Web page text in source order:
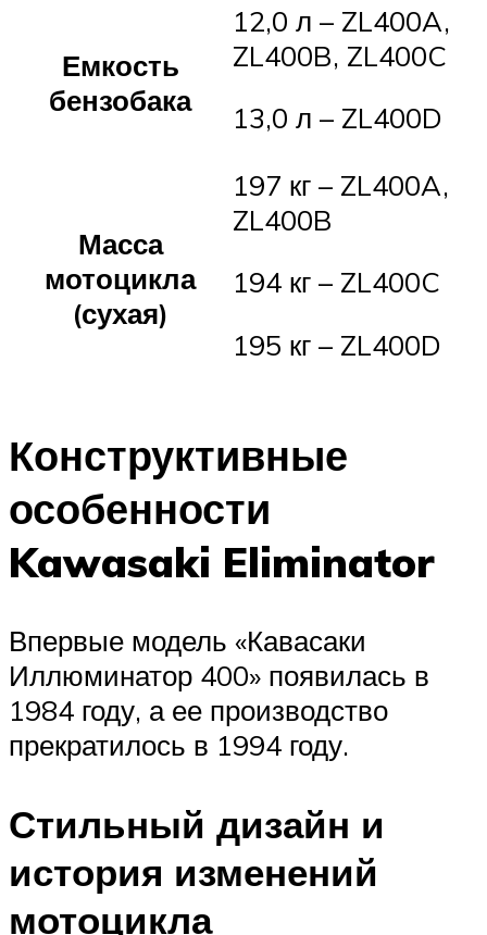
Емкость
бензобака
12,0 л – ZL400A,
ZL400B, ZL400C
13,0 л – ZL400D
Масса
мотоцикла
(сухая)
197 кг – ZL400A,
ZL400B
194 кг – ZL400C
195 кг – ZL400D
Конструктивные
особенности
Kawasaki Eliminator
Впервые модель «Кавасаки
Иллюминатор 400» появилась в
1984 году, а ее производство
прекратилось в 1994 году.
Стильный дизайн и
история изменений
мотоцикла